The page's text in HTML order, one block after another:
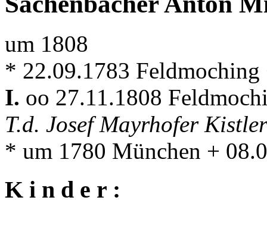
um 1808
* 22.09.1783
I. oo 27.11.1808
T.d. Josef Mayrhofer
* um 1780 München +
K i n d e r :